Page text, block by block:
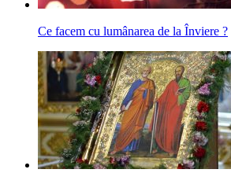
Ce facem cu lumânarea de la Înviere ?